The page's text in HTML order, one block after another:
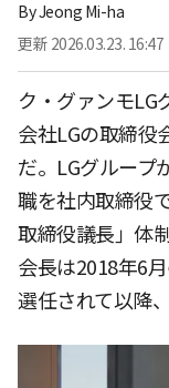
ByJeong Mi-ha
更新 2026.03.23. 16:47
ク・グァンモLG
会社LGの取締役
だ。LGグループ
職を社内取締役
取締役議長」体
会長は2018年6
選任されて以降